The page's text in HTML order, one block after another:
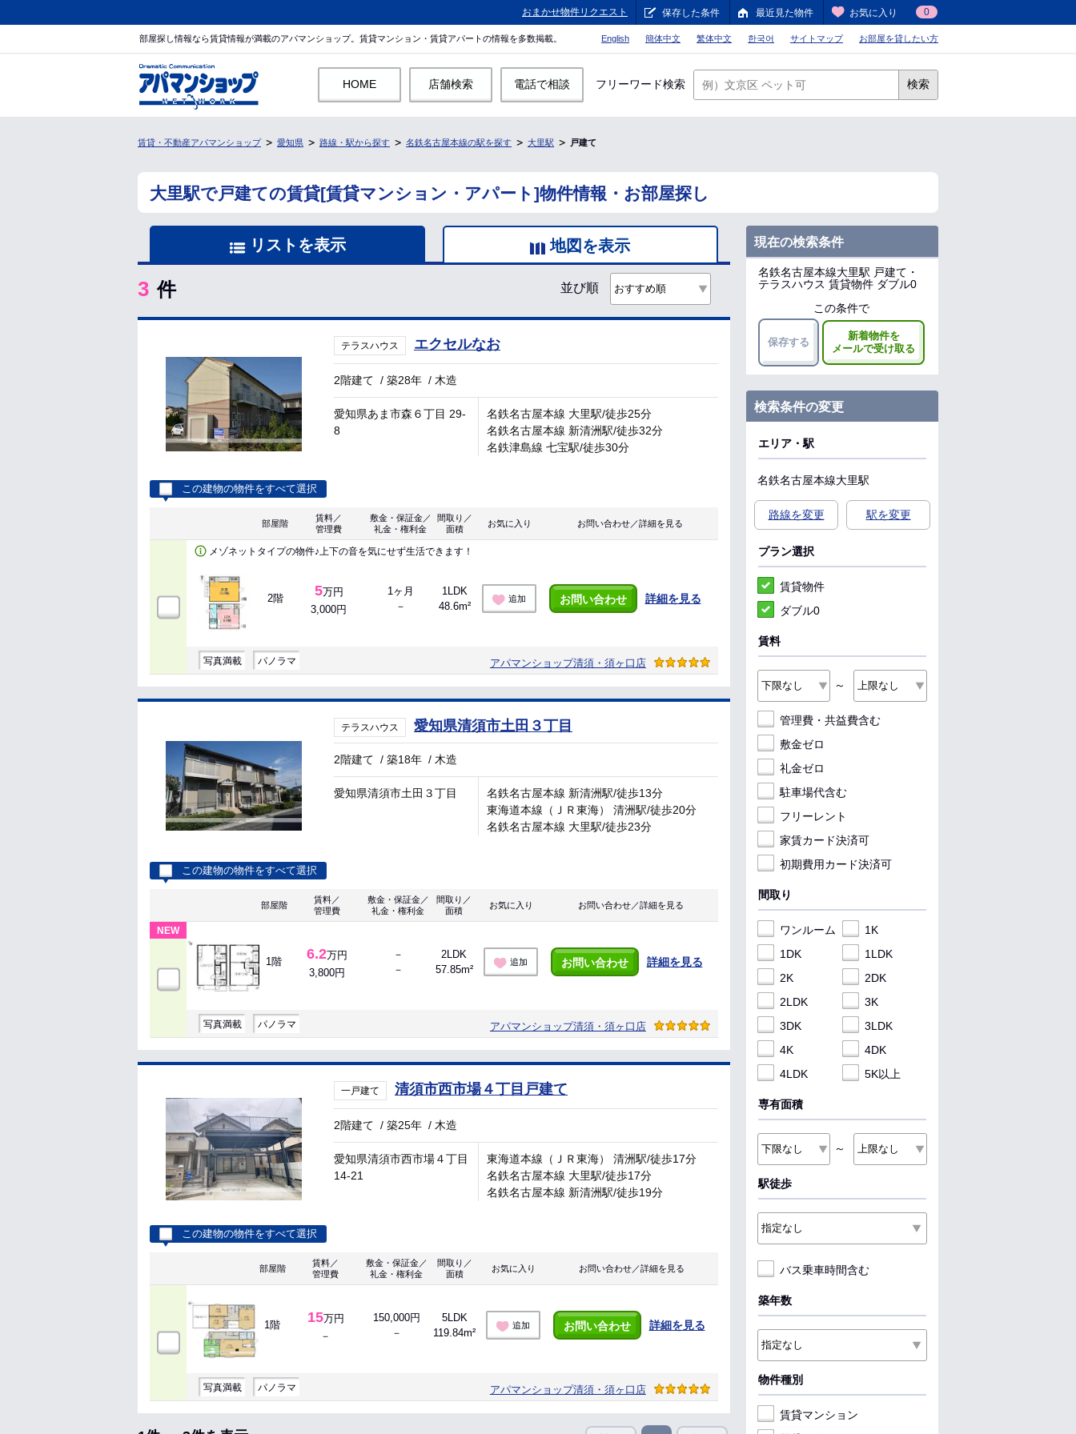
おまかせ物件リクエスト 保存した条件 最近見た物件 お気に入り 0
部屋探し情報なら賃貸情報が満載のアパマンショップ。賃貸マンション・賃貸アパートの情報を多数掲載。 English 簡体中文 繁体中文 한국어 サイトマップ お部屋を貸したい方
HOME 店舗検索 電話で相談 フリーワード検索 検索
賃貸・不動産アパマンショップ 愛知県 路線・駅から探す 名鉄名古屋本線の駅を探す 大里駅 戸建て
大里駅で戸建ての賃貸[賃貸マンション・アパート]物件情報・お部屋探し
リストを表示 地図を表示
3 件 並び順
テラスハウス エクセルなお
2階建て /築28年 / 木造
愛知県あま市森６丁目 29-
8
名鉄名古屋本線 大里駅/徒歩25分
名鉄名古屋本線 新清洲駅/徒歩32分
名鉄津島線 七宝駅/徒歩30分
この建物の物件をすべて選択
部屋階
賃料／
管理費
敷金・保証金／
礼金・権利金
間取り／
面積
お気に入り お問い合わせ／詳細を見る
メゾネットタイプの物件♪上下の音を気にせず生活できます！
2階 5万円
3,000円
1ヶ月
－
1LDK
48.6m²
追加 お問い合わせ 詳細を見る
写真満載 パノラマ アパマンショップ清須・須ヶ口店
テラスハウス 愛知県清須市土田３丁目
2階建て /築18年 / 木造
愛知県清須市土田３丁目
名鉄名古屋本線 新清洲駅/徒歩13分
東海道本線（ＪＲ東海） 清洲駅/徒歩20分
名鉄名古屋本線 大里駅/徒歩23分
この建物の物件をすべて選択
部屋階
賃料／
管理費
敷金・保証金／
礼金・権利金
間取り／
面積
お気に入り お問い合わせ／詳細を見る
NEW
1階 6.2万円
3,800円
－
－
2LDK
57.85m²
追加 お問い合わせ 詳細を見る
写真満載 パノラマ アパマンショップ清須・須ヶ口店
一戸建て 清須市西市場４丁目戸建て
2階建て /築25年 / 木造
愛知県清須市西市場４丁目
14-21
東海道本線（ＪＲ東海） 清洲駅/徒歩17分
名鉄名古屋本線 大里駅/徒歩17分
名鉄名古屋本線 新清洲駅/徒歩19分
この建物の物件をすべて選択
部屋階
賃料／
管理費
敷金・保証金／
礼金・権利金
間取り／
面積
お気に入り お問い合わせ／詳細を見る
1階 15万円
－
150,000円
－
5LDK
119.84m²
追加 お問い合わせ 詳細を見る
写真満載 パノラマ アパマンショップ清須・須ヶ口店
現在の検索条件
名鉄名古屋本線大里駅 戸建て・
テラスハウス 賃貸物件 ダブル0
この条件で
保存する
新着物件を
メールで受け取る
検索条件の変更
エリア・駅
名鉄名古屋本線大里駅
路線を変更 駅を変更
プラン選択
賃貸物件
ダブル0
賃料
～
管理費・共益費含む
敷金ゼロ
礼金ゼロ
駐車場代含む
フリーレント
家賃カード決済可
初期費用カード決済可
間取り
ワンルーム
1K
1DK
1LDK
2K
2DK
2LDK
3K
3DK
3LDK
4K
4DK
4LDK
5K以上
専有面積
～
駅徒歩
バス乗車時間含む
築年数
物件種別
賃貸マンション